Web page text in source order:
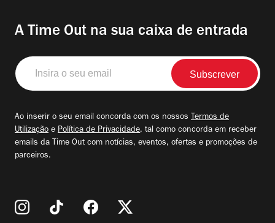
A Time Out na sua caixa de entrada
Insira
o
seu
Ao inserir o seu email concorda com os nossos Termos de
Utilização e Política de Privacidade, tal como concorda em receber
emails da Time Out com notícias, eventos, ofertas e promoções de
parceiros.